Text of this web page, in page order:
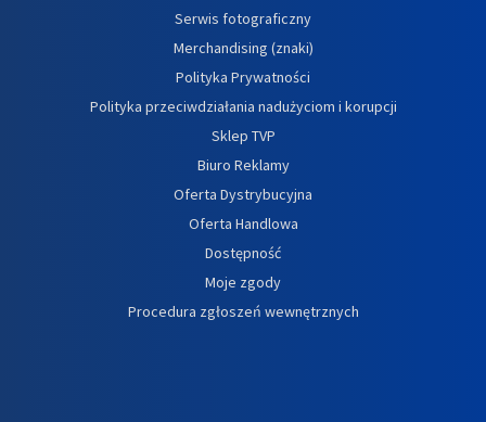
Serwis fotograficzny
Merchandising (znaki)
Polityka Prywatności
Polityka przeciwdziałania nadużyciom i korupcji
Sklep TVP
Biuro Reklamy
Oferta Dystrybucyjna
Oferta Handlowa
Dostępność
Moje zgody
Procedura zgłoszeń wewnętrznych